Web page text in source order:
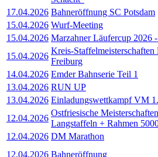
17.04.2026 Bahneröffnung SC Potsdam
15.04.2026 Wurf-Meeting
15.04.2026 Marzahner Läufercup 2026
15.04.2026
Kreis-Staffelmeisterschaften
Freiburg
14.04.2026 Emder Bahnserie Teil 1
13.04.2026 RUN UP
13.04.2026 Einladungswettkampf VM
12.04.2026
Ostfriesische Meisterschaften
Langstaffeln + Rahmen
12.04.2026 DM Marathon
12.04.2026 Bahneröffnung